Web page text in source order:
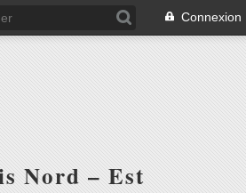
Connexion
Nord – Est